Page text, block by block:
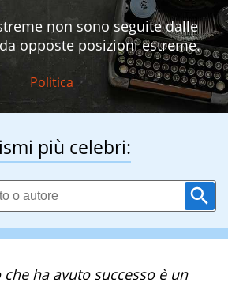
non sono seguite dalle
opposte posizioni estreme.
Politica
più celebri:
ha avuto successo è un